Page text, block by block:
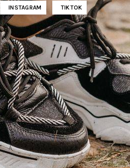
INSTAGRAM TIKTOK